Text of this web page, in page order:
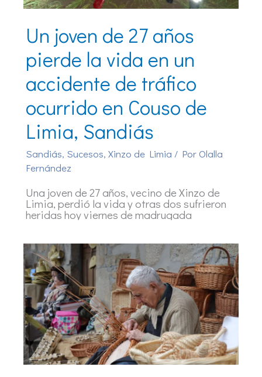
Un joven de 27 años
pierde la vida en un
accidente de tráfico
ocurrido en Couso de
Limia, Sandiás
Sandiás, Sucesos, Xinzo de Limia / PorOlalla
Fernández
Una joven de 27 años, vecino de Xinzo de
Limia, perdió la vida y otras dos sufrieron
heridas hoy viernes de madrugada